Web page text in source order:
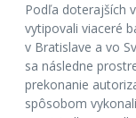
Podľa doterajších
vytipovali viaceré
v Bratislave a vo
sa následne
prekonanie
spôsobom